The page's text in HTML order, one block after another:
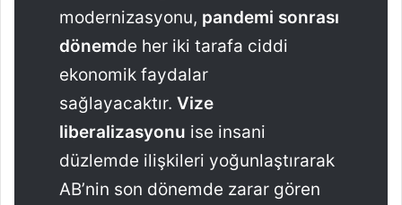
modernizasyonu, pandemi sonrası
dönemde her iki tarafa ciddi
ekonomik faydalar
sağlayacaktır. Vize
liberalizasyonu ise insani
düzlemde ilişkileri yoğunlaştırarak
AB’nin son dönemde zarar gören